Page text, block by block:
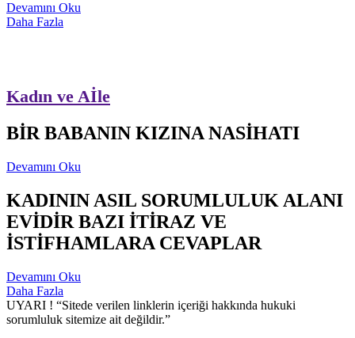
Devamını Oku
Daha Fazla
Kadın ve Aİle
BİR BABANIN KIZINA NASİHATI
Devamını Oku
KADININ ASIL SORUMLULUK ALANI
EVİDİR BAZI İTİRAZ VE
İSTİFHAMLARA CEVAPLAR
Devamını Oku
Daha Fazla
UYARI ! “Sitede verilen linklerin içeriği hakkında hukuki
sorumluluk sitemize ait değildir.”